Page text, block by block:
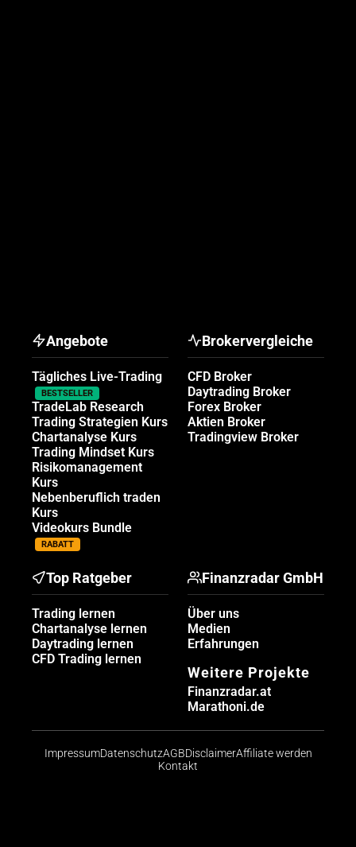
Angebote
Tägliches Live-Trading
BESTSELLER
TradeLab Research
Trading Strategien Kurs
Chartanalyse Kurs
Trading Mindset Kurs
Risikomanagement
Kurs
Nebenberuflich traden
Kurs
Videokurs Bundle
RABATT
Brokervergleiche
CFD Broker
Daytrading Broker
Forex Broker
Aktien Broker
Tradingview Broker
Top Ratgeber
Trading lernen
Chartanalyse lernen
Daytrading lernen
CFD Trading lernen
Finanzradar GmbH
Über uns
Medien
Erfahrungen
Weitere Projekte
Finanzradar.at
Marathoni.de
ImpressumDatenschutzAGBDisclaimerAffiliate werden
Kontakt